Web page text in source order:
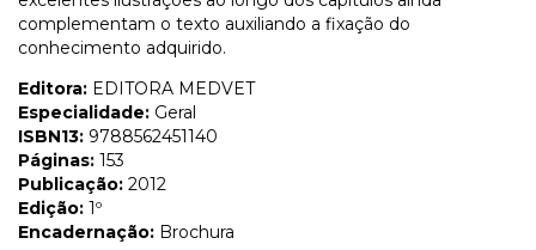
complementam o texto auxiliando a fixação do
conhecimento adquirido.
Editora: EDITORA MEDVET
Especialidade: Geral
ISBN13: 9788562451140
Páginas: 153
Publicação: 2012
Edição: 1º
Encadernação: Brochura